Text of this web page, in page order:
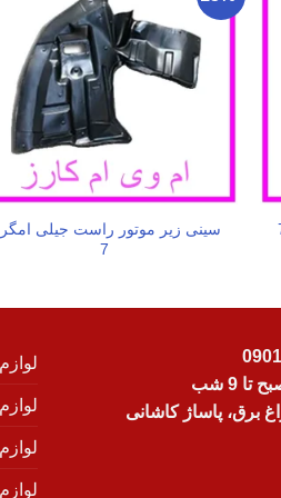
سینی زیر موتور راست جیلی
7
برق، پاساژ کاشانی